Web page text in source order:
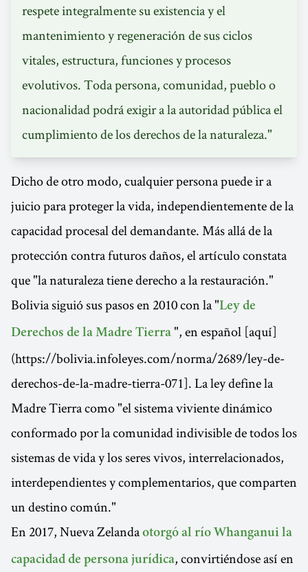
respete integralmente su existencia y el
mantenimiento y regeneración de sus ciclos
vitales, estructura, funciones y procesos
evolutivos. Toda persona, comunidad, pueblo o
nacionalidad podrá exigir a la autoridad pública el
cumplimiento de los derechos de la naturaleza."
Dicho de otro modo, cualquier persona puede ir a
juicio para proteger la vida, independientemente de la
capacidad procesal del demandante. Más allá de la
protección contra futuros daños, el artículo constata
que "la naturaleza tiene derecho a la restauración."
Bolivia siguió sus pasos en 2010 con la "Ley de
Derechos de la Madre Tierra ", en español [aquí]
(https://bolivia.infoleyes.com/norma/2689/ley-de-
derechos-de-la-madre-tierra-071]. La ley define la
Madre Tierra como "el sistema viviente dinámico
conformado por la comunidad indivisible de todos los
sistemas de vida y los seres vivos, interrelacionados,
interdependientes y complementarios, que comparten
un destino común."
En 2017, Nueva Zelanda otorgó al río Whanganui la
capacidad de persona jurídica, convirtiéndose así en